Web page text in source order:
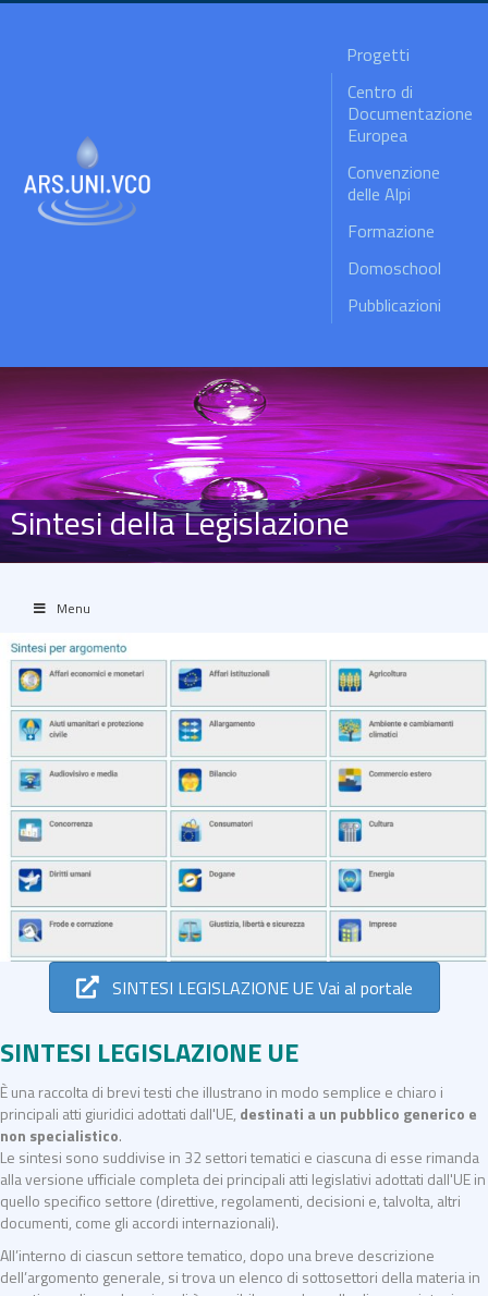
Progetti
Centro di
Documentazione
Europea
Convenzione
delle Alpi
Formazione
Domoschool
Pubblicazioni
Sintesi della Legislazione
Menu
SINTESI LEGISLAZIONE UE Vai al portale
SINTESI LEGISLAZIONE UE
È una raccolta di brevi testi che illustrano in modo semplice e chiaro i
principali atti giuridici adottati dall'UE, destinati a un pubblico generico e
non specialistico.
Le sintesi sono suddivise in 32 settori tematici e ciascuna di esse rimanda
alla versione ufficiale completa dei principali atti legislativi adottati dall'UE in
quello specifico settore (direttive, regolamenti, decisioni e, talvolta, altri
documenti, come gli accordi internazionali).
All’interno di ciascun settore tematico, dopo una breve descrizione
dell’argomento generale, si trova un elenco di sottosettori della materia in